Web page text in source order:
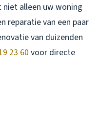
alleen uw woning
reparatie van een paar
van duizenden
23 60voor directe